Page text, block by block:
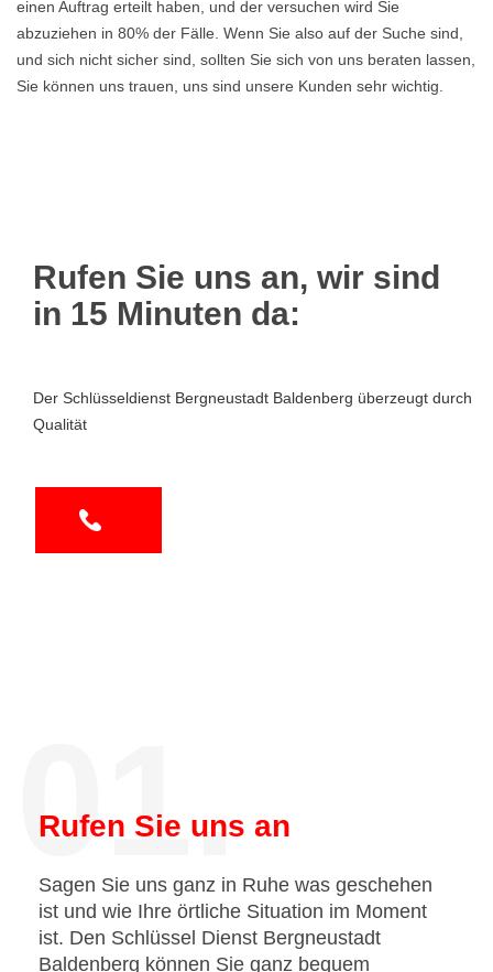
einen Auftrag erteilt haben, und der versuchen wird Sie
abzuziehen in 80% der Fälle. Wenn Sie also auf der Suche sind,
und sich nicht sicher sind, sollten Sie sich von uns beraten lassen,
Sie können uns trauen, uns sind unsere Kunden sehr wichtig.
Rufen Sie uns an, wir sind
in 15 Minuten da:
Der Schlüsseldienst Bergneustadt Baldenberg überzeugt durch
Qualität
01.
Rufen Sie uns an
Sagen Sie uns ganz in Ruhe was geschehen
ist und wie Ihre örtliche Situation im Moment
ist. Den Schlüssel Dienst Bergneustadt
Baldenberg können Sie ganz bequem